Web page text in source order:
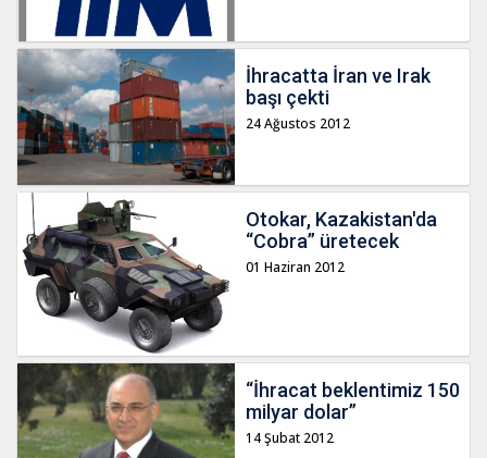
İhracatta İran ve Irak
başı çekti
24 Ağustos 2012
Otokar, Kazakistan'da
“Cobra” üretecek
01 Haziran 2012
“İhracat beklentimiz 150
milyar dolar”
14 Şubat 2012